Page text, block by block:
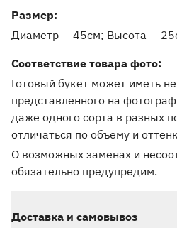
Pазмер:
Диаметр — 45см Высота —
Соответствие товара фото:
Готовый букет может иметь
представленного на
даже одного сорта в разных
отличаться по объему и
О возможных заменах и
обязательно предупредим.
Доставка и самовывоз